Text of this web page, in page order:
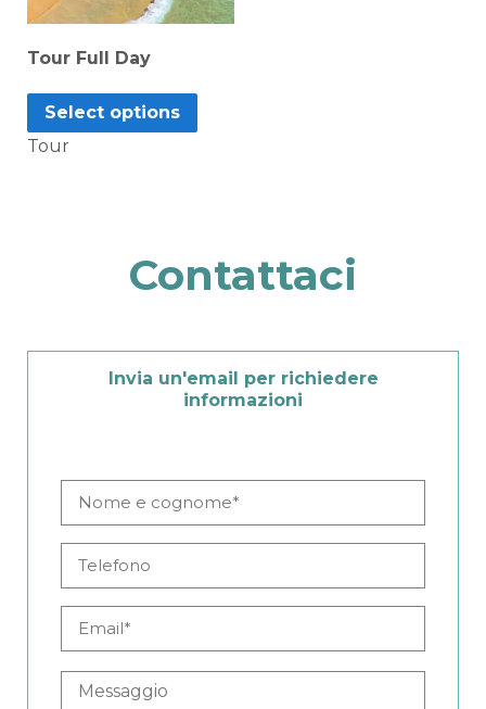
Tour Full Day
Select options
Tour
Contattaci
Invia un'email per richiedere
informazioni